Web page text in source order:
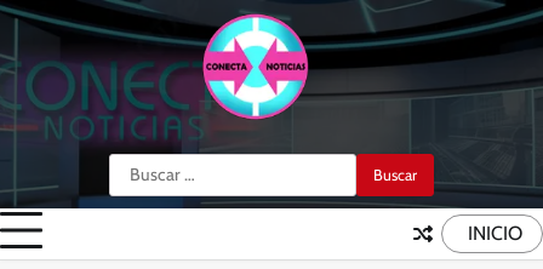
Skip
content
Buscar:
INICIO